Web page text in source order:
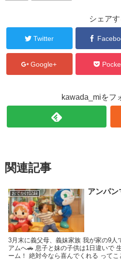
シェアす
Twitter
Google+
kawada_miをフ
関連記事
おでかけ記録 アンパン
3月末に義父母、義妹家族 我が家の9人
アムへ🚗 息子と妹の子供は1日違いで
ーム！ 絶対今なら喜んでくれる ってこ